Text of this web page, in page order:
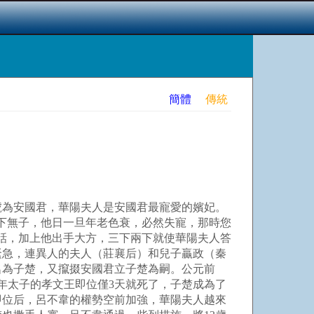
簡體 傳統
國君，華陽夫人是安國君最寵愛的嬪妃。
子，他日一旦年老色衰，必然失寵，那時您
，加上他出手大方，三下兩下就使華陽夫人答
，連異人的夫人（莊襄后）和兒子贏政（秦
子楚，又攛掇安國君立子楚為嗣。公元前
子的孝文王即位僅3天就死了，子楚成為了
后，呂不韋的權勢空前加強，華陽夫人越來